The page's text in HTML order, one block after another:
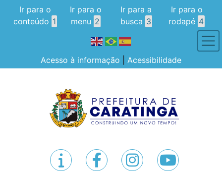
Ir para o
conteúdo 1
Ir para o
menu 2
Ir para a
busca 3
Ir para o
rodapé 4
Acesso à informação Acessibilidade